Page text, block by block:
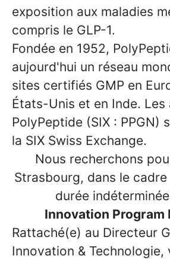
exposition aux maladies
compris le GLP-1.
Fondée en 1952,
aujourd'hui un réseau
sites certifiés GMP en
États-Unis et en Inde.
PolyPeptide (SIX : PPGN)
la SIX Swiss Exchange.
Nous recherchons
Strasbourg, dans le cadre
durée
Innovation Program
Rattaché(e) au Directeur
Innovation & Technologie,